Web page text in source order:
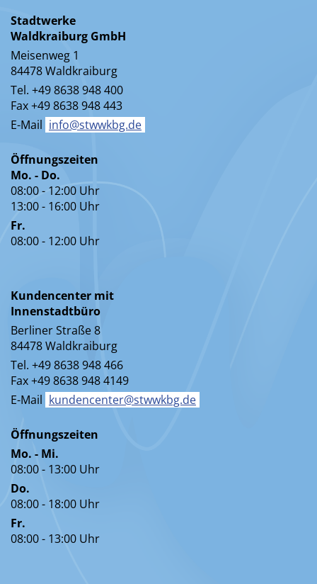
Stadtwerke
Waldkraiburg GmbH
Meisenweg 1
84478 Waldkraiburg
Tel. +49 8638 948 400
Fax +49 8638 948 443
E-Mail info@stwwkbg.de
Öffnungszeiten
Mo. - Do.
08:00 - 12:00 Uhr
13:00 - 16:00 Uhr
Fr.
08:00 - 12:00 Uhr
Kundencenter mit
Innenstadtbüro
Berliner Straße 8
84478 Waldkraiburg
Tel. +49 8638 948 466
Fax +49 8638 948 4149
E-Mail kundencenter@stwwkbg.de
Öffnungszeiten
Mo. - Mi.
08:00 - 13:00 Uhr
Do.
08:00 - 18:00 Uhr
Fr.
08:00 - 13:00 Uhr